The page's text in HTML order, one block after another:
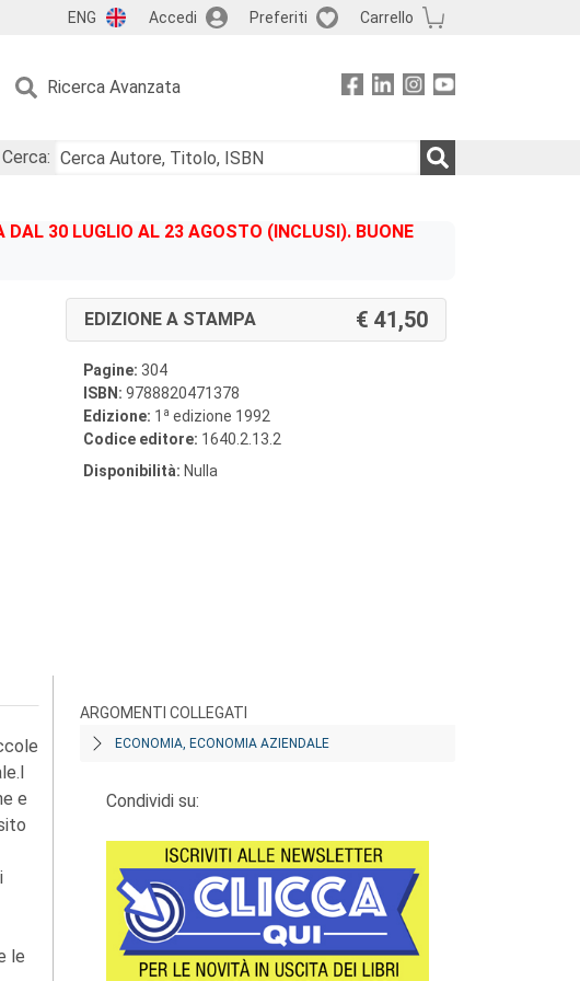
ENG Accedi Preferiti Carrello
Ricerca Avanzata
Cerca:
DAL 30 LUGLIO AL 23 AGOSTO (INCLUSI). BUONE
EDIZIONE A STAMPA 41,50
Pagine: 304
ISBN: 9788820471378
Edizione: 1 a edizione 1992
Codice editore: 1640.2.13.2
Disponibilità: Nulla
e
le
ARGOMENTI COLLEGATI
ECONOMIA, ECONOMIA AZIENDALE
Condividi su: